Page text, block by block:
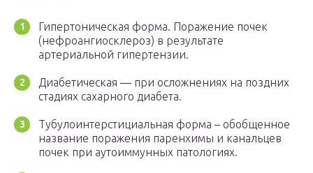
Гипертоническая форма. Поражение почек
(нефроангиосклероз) в результате
артериальной гипертензии.
Диабетическая — при осложнениях на поздних
стадиях сахарного диабета.
Тубулоинтерстициальная форма – обобщенное
название поражения паренхимы и канальцев
почек при аутоиммунных патологиях.